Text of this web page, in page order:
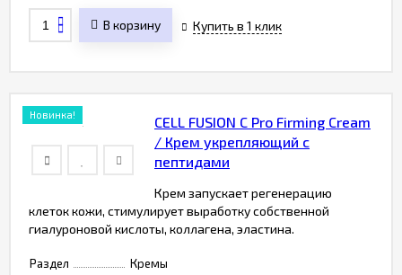
В корзину Купить в 1 клик
Новинка!
CELL FUSION C Pro Firming Cream
/ Крем укрепляющий с
пептидами
Крем запускает регенерацию
клеток кожи, стимулирует выработку собственной
гиалуроновой кислоты, коллагена, эластина.
Раздел
Кремы